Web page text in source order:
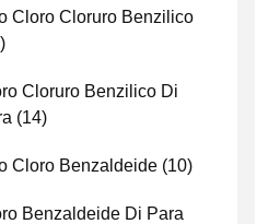
Cloro Cloruro Benzilico
Cloruro Benzilico Di
(14)
Cloro Benzaldeide (10)
Benzaldeide Di Para